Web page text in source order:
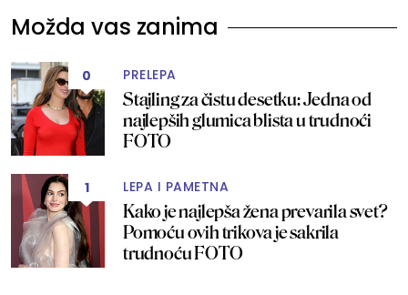
Možda vas zanima
0 PRELEPA
Stajling za čistu desetku: Jedna od
najlepših glumica blista u trudnoći
FOTO
1 LEPA I PAMETNA
Kako je najlepša žena prevarila svet?
Pomoću ovih trikova je sakrila
trudnoću FOTO